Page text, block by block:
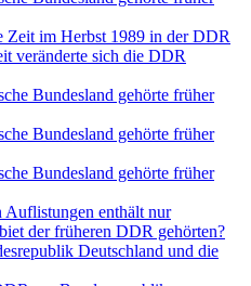
Zeit im Herbst 1989 in der DDR
veränderte sich die DDR
Bundesland gehörte früher
Bundesland gehörte früher
Bundesland gehörte früher
Auflistungen enthält nur
der früheren DDR gehörten?
Deutschland und die